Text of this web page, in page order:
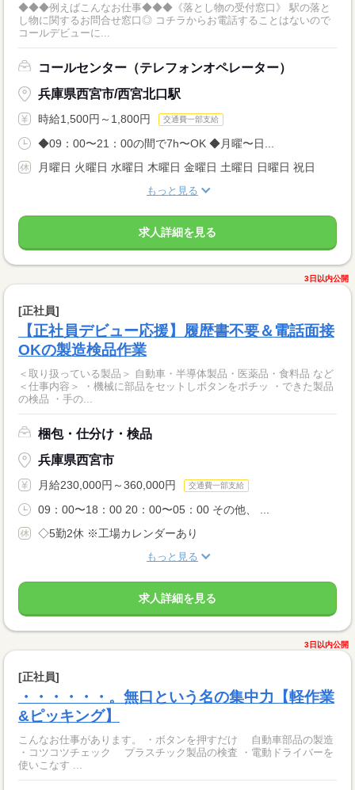
◆◆◆例えばこんなお仕事◆◆◆《落とし物の受付窓口》 駅の落と
し物に関するお問合せ窓口◎ コチラからお電話することはないので
コールデビューに...
コールセンター（テレフォンオペレーター）
兵庫県西宮市/西宮北口駅
時給1,500円～1,800円 交通費一部支給
◆09：00〜21：00の間で7h〜OK ◆月曜〜日...
月曜日 火曜日 水曜日 木曜日 金曜日 土曜日 日曜日 祝日
もっと見る
求人詳細を見る
3日以内公開
[正社員]
【正社員デビュー応援】履歴書不要＆電話面接
OKの製造検品作業
＜取り扱っている製品＞ 自動車・半導体製品・医薬品・食料品 など
＜仕事内容＞ ・機械に部品をセットしボタンをポチッ ・できた製品
の検品 ・手の...
梱包・仕分け・検品
兵庫県西宮市
月給230,000円～360,000円 交通費一部支給
09：00〜18：00 20：00〜05：00 その他、 ...
◇5勤2休 ※工場カレンダーあり
もっと見る
求人詳細を見る
3日以内公開
[正社員]
・・・・・・。無口という名の集中力【軽作業
&ピッキング】
こんなお仕事があります。 ・ボタンを押すだけ 自動車部品の製造
・コツコツチェック プラスチック製品の検査 ・電動ドライバーを
使いこなす ...